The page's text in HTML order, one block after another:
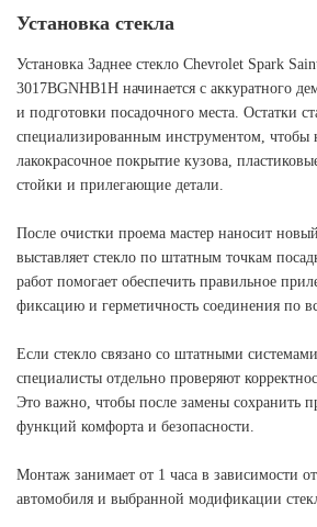
Установка стекла
Установка Заднее стекло Chevrolet Spark
3017BGNHB1H начинается с аккуратного
и подготовки посадочного места. Остатки
специализированным инструментом, чтобы
лакокрасочное покрытие кузова,
стойки и прилегающие детали.
После очистки проема мастер наносит
выставляет стекло по штатным точкам
работ помогает обеспечить правильное
фиксацию и герметичность соединения по
Если стекло связано со штатными
специалисты отдельно проверяют
Это важно, чтобы после замены сохранить
функций комфорта и безопасности.
Монтаж занимает от 1 часа в зависимости
автомобиля и выбранной модификации